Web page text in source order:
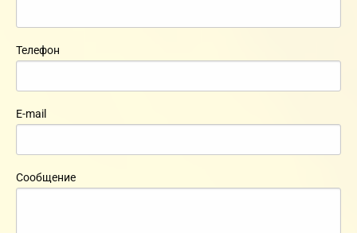
Телефон
E-mail
Сообщение